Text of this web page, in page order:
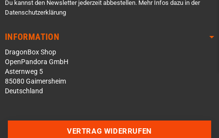
Du kannst den Newsletter jederzeit abbestellen. Mehr Infos dazu in der
Datenschutzerklärung
INFORMATION
DragonBox Shop
OpenPandora GmbH
Asternweg 5
85080 Gaimersheim
Deutschland
VERTRAG WIDERRUFEN